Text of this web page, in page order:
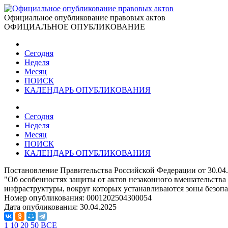
Официальное опубликование правовых актов
ОФИЦИАЛЬНОЕ ОПУБЛИКОВАНИЕ
Сегодня
Неделя
Месяц
ПОИСК
КАЛЕНДАРЬ ОПУБЛИКОВАНИЯ
Сегодня
Неделя
Месяц
ПОИСК
КАЛЕНДАРЬ ОПУБЛИКОВАНИЯ
Постановление Правительства Российской Федерации от
"Об особенностях защиты от актов незаконного
инфраструктуры, вокруг которых устанавливаются зоны
Номер опубликования: 0001202504300054
Дата опубликования: 30.04.2025
1 10 20 50 ВСЕ